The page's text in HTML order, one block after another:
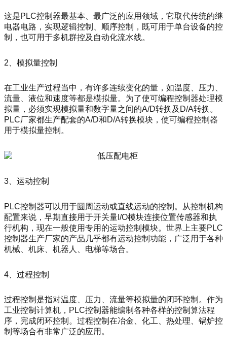
这是PLC控制器最基本、最广泛的应用领域，它取代传统的继
电器电路，实现逻辑控制、顺序控制，既可用于单台设备的控
制，也可用于多机群控及自动化流水线。
2、模拟量控制
在工业生产过程当中，有许多连续变化的量，如温度、压力、
流量、液位和速度等都是模拟量。为了使可编程控制器处理模
拟量，必须实现模拟量和数字量之间的A/D转换及D/A转换。
PLC厂家都生产配套的A/D和D/A转换模块，使可编程控制器
用于模拟量控制。
3、运动控制
PLC控制器可以用于圆周运动或直线运动的控制。从控制机构
配置来说，早期直接用于开关量I/O模块连接位置传感器和执
行机构，现在一般使用专用的运动控制模块。世界上主要PLC
控制器生产厂家的产品几乎都有运动控制功能，广泛用于各种
机械、机床、机器人、电梯等场合。
4、过程控制
过程控制是指对温度、压力、流量等模拟量的闭环控制。作为
工业控制计算机，PLC控制器能编制各种各样的控制算法程
序，完成闭环控制。过程控制在冶金、化工、热处理、锅炉控
制等场合有非常广泛的应用。